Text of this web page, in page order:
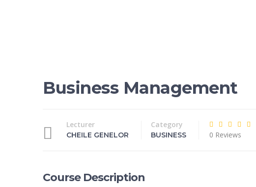
Business Management
Lecturer
CHEILE GENELOR
Category
BUSINESS 0 Reviews
Course Description